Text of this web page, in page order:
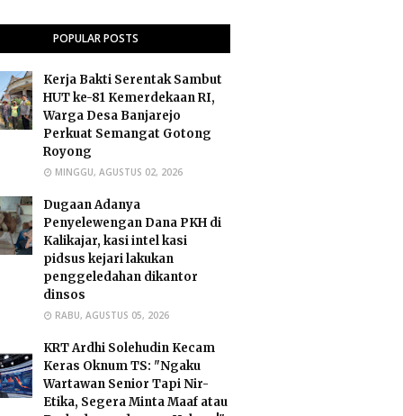
POPULAR POSTS
Kerja Bakti Serentak Sambut
HUT ke-81 Kemerdekaan RI,
Warga Desa Banjarejo
Perkuat Semangat Gotong
Royong
MINGGU, AGUSTUS 02, 2026
Dugaan Adanya
Penyelewengan Dana PKH di
Kalikajar, kasi intel kasi
pidsus kejari lakukan
penggeledahan dikantor
dinsos
RABU, AGUSTUS 05, 2026
​KRT Ardhi Solehudin Kecam
Keras Oknum TS: "Ngaku
Wartawan Senior Tapi Nir-
Etika, Segera Minta Maaf atau